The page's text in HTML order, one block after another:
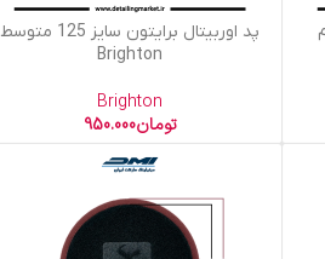
نرم
افزودن به سبد خرید
پد اوربیتال برایتون سایز 125 متوسط
Brighton
Brighton
تومان950.000